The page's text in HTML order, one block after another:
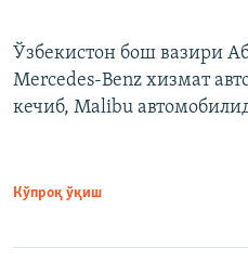
Ўзбекистон бош вазири
Mercedes-Benz хизмат
кечиб, Malibu
Кўпроқ ўқиш